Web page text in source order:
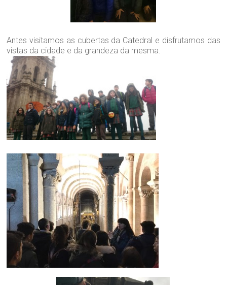
Antes visitamos as cubertas da Catedral e disfrutamos das
vistas da cidade e da grandeza da mesma.